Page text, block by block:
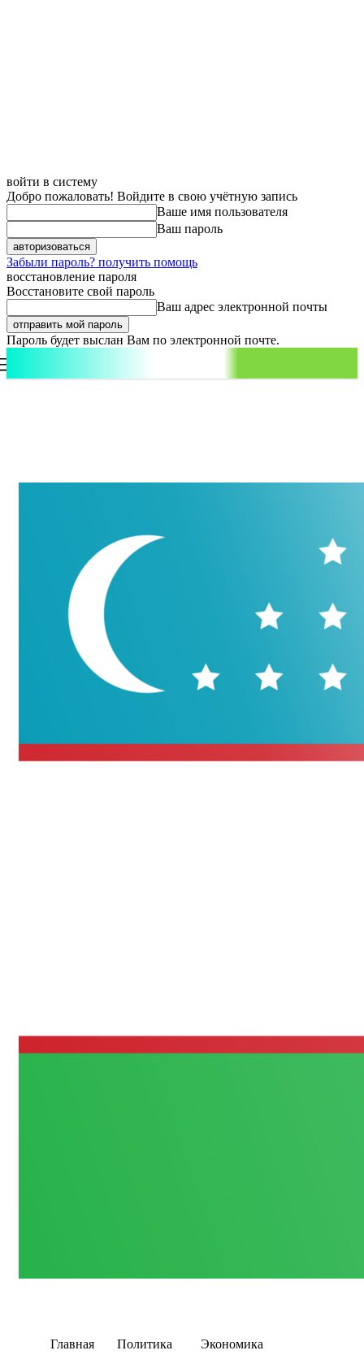
войти в систему
Добро пожаловать! Войдите в свою учётную запись
Ваше имя пользователя
Ваш пароль
Забыли пароль? получить помощь
восстановление пароля
Восстановите свой пароль
Ваш адрес электронной почты
Пароль будет выслан Вам по электронной почте.
Главная Политика Экономика